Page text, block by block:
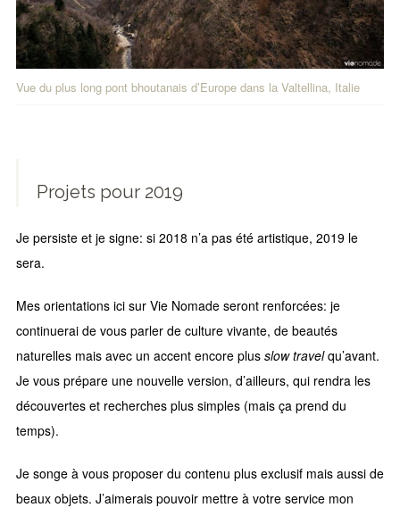
Vue du plus long pont bhoutanais d’Europe dans la Valtellina, Italie
Projets pour 2019
Je persiste et je signe: si 2018 n’a pas été artistique, 2019 le
sera.
Mes orientations ici sur Vie Nomade seront renforcées: je
continuerai de vous parler de culture vivante, de beautés
naturelles mais avec un accent encore plus slow travelqu’avant.
Je vous prépare une nouvelle version, d’ailleurs, qui rendra les
découvertes et recherches plus simples (mais ça prend du
temps).
Je songe à vous proposer du contenu plus exclusif mais aussi de
beaux objets. J’aimerais pouvoir mettre à votre service mon